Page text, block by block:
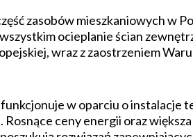
zasobów mieszkaniowych w
ocieplanie ścian
wraz z zaostrzeniem
w oparciu o instalacje
ceny energii oraz